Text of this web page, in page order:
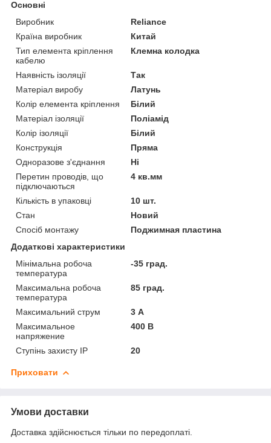
Основні
Виробник
Reliance
Країна виробник
Китай
Тип елемента кріплення
кабелю
Клемна колодка
Наявність ізоляції
Так
Матеріал виробу
Латунь
Колір елемента кріплення
Білий
Матеріал ізоляції
Поліамід
Колір ізоляції
Білий
Конструкція
Пряма
Одноразове з'єднання
Ні
Перетин проводів, що
підключаються
4 кв.мм
Кількість в упаковці
10 шт.
Стан
Новий
Спосіб монтажу
Поджимная пластина
Додаткові характеристики
Мінімальна робоча
температура
-35 град.
Максимальна робоча
температура
85 град.
Максимальний струм
3 А
Максимальное
напряжение
400 В
Ступінь захисту IP 20
Приховати
Умови доставки
Доставка здійснюється тільки по передоплаті.